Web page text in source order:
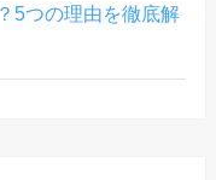
5つの理由を徹底解